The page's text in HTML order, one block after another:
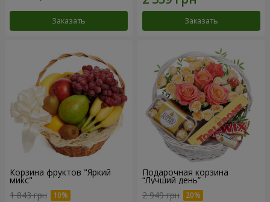
Заказать Заказать
Корзина фруктов "Яркий
микс"
1 843 грн
Подарочная корзина
“Лучший день”
2 949 грн